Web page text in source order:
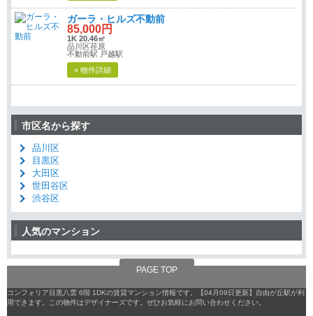
ガーラ・ヒルズ不動前
85,000円
1K 20.46㎡
品川区荏原
不動前駅 戸越駅
» 物件詳細
市区名から探す
品川区
目黒区
大田区
世田谷区
渋谷区
人気のマンション
PAGE TOP
コンフォリア目黒八雲 6階 1DKの賃貸マンション情報です。【04月09日更新】自由が丘駅が利
用できます。この物件はデザイナーズです。ぜひお気軽にお問い合わせください。